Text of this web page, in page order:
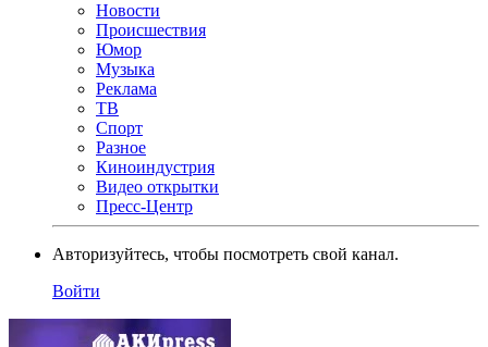
Новости
Происшествия
Юмор
Музыка
Реклама
ТВ
Спорт
Разное
Киноиндустрия
Видео открытки
Пресс-Центр
Авторизуйтесь, чтобы посмотреть свой канал.
Войти